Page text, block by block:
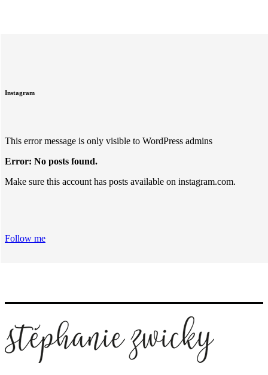
Instagram
This error message is only visible to WordPress admins
Error: No posts found.
Make sure this account has posts available on instagram.com.
Follow me